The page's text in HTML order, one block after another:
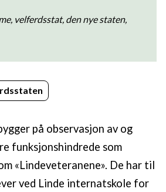
velferdsstat, den nye staten,
på observasjon av og
funksjonshindrede som
«Lindeveteranene». De har til
ved Linde internatskole for